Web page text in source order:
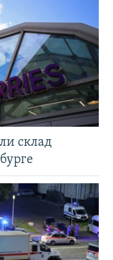
склад